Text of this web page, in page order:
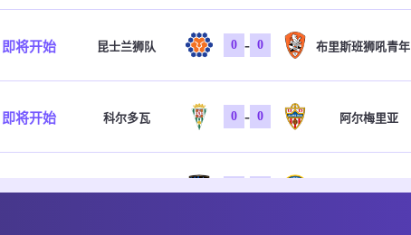
即将开始 昆士兰狮队 0 - 0 布里斯班狮吼青
即将开始 科尔多瓦 0 - 0 阿尔梅里亚
即将开始